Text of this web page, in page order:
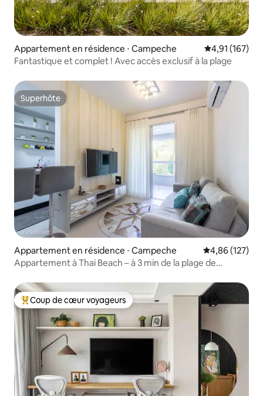
Appartement en résidence ⋅ Campeche Évaluation
4,91 (167)
Fantastique et complet ! Avec accès exclusif à la plage
Superhôte
Superhôte
Appartement en résidence ⋅ Campeche Évaluation
4,86 (127)
Appartement à Thai Beach – à 3 min de la plage de
Coups de cœur voyageurs les plus appréciés
Coup de cœur voyageurs